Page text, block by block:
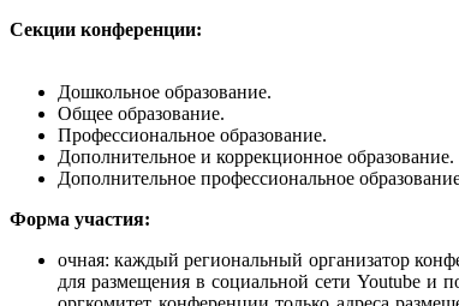
Секции конференции:
Дошкольное образование.
Общее образование.
Профессиональное образование.
Дополнительное и коррекционное образование.
Дополнительное профессиональное
Форма участия:
очная: каждый региональный организатор
для размещения в социальной сети Youtube и